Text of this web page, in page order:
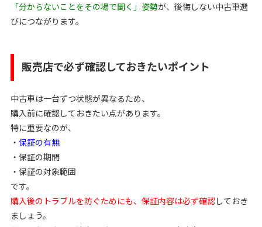
「分からないことをその場で聞く」姿勢が、後悔しない中古車選
びにつながります。
販売店で必ず確認しておきたいポイント
中古車は一台ずつ状態が異なるため、
購入前に確認しておきたい点があります。
特に重要なのが、
・ 保証の有無
・保証の期間
・保証の対象範囲
です。
購入後のトラブルを防ぐためにも、保証内容は必ず確認しておき
ましょう。